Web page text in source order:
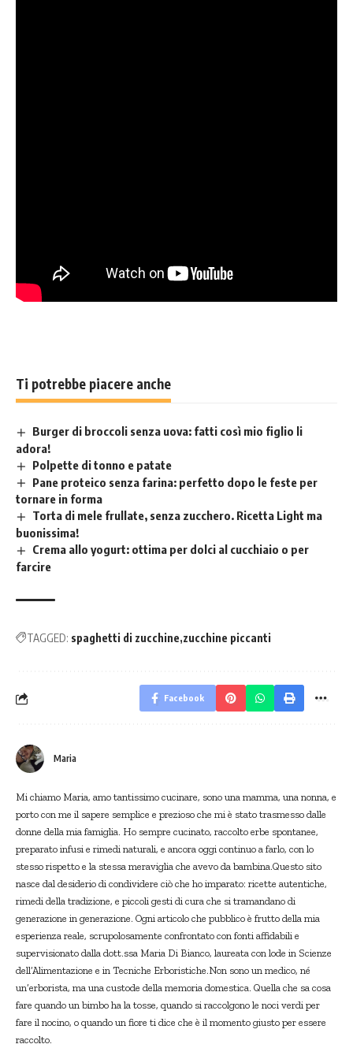
Ti potrebbe piacere anche
Burger di broccoli senza uova: fatti così mio figlio li
adora!
Polpette di tonno e patate
Pane proteico senza farina: perfetto dopo le feste per
tornare in forma
Torta di mele frullate, senza zucchero. Ricetta Light ma
buonissima!
Crema allo yogurt: ottima per dolci al cucchiaio o per
farcire
TAGGED: spaghetti di zucchine zucchine piccanti
Facebook
Maria
Mi chiamo Maria, amo tantissimo cucinare, sono una mamma, una nonna, e
porto con me il sapere semplice e prezioso che mi è stato trasmesso dalle
donne della mia famiglia. Ho sempre cucinato, raccolto erbe spontanee,
preparato infusi e rimedi naturali, e ancora oggi continuo a farlo, con lo
stesso rispetto e la stessa meraviglia che avevo da bambina.Questo sito
nasce dal desiderio di condividere ciò che ho imparato: ricette autentiche,
rimedi della tradizione, e piccoli gesti di cura che si tramandano di
generazione in generazione. Ogni articolo che pubblico è frutto della mia
esperienza reale, scrupolosamente confrontato con fonti affidabili e
supervisionato dalla dott.ssa Maria Di Bianco, laureata con lode in Scienze
dell’Alimentazione e in Tecniche Erboristiche.Non sono un medico, né
un’erborista, ma una custode della memoria domestica. Quella che sa cosa
fare quando un bimbo ha la tosse, quando si raccolgono le noci verdi per
fare il nocino, o quando un fiore ti dice che è il momento giusto per essere
raccolto.